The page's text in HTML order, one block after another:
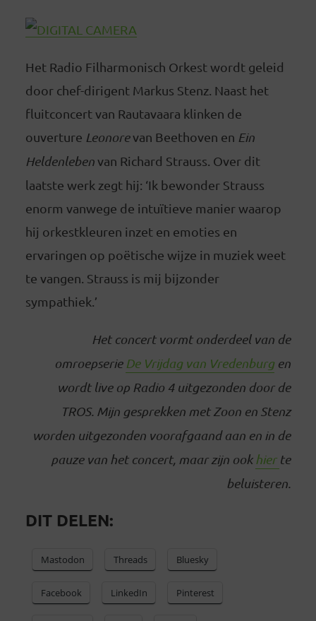
Het Radio Filharmonisch Orkest wordt geleid
door chef-dirigent Markus Stenz. Naast het
fluitconcert van Rautavaara klinken de
ouverture Leonorevan Beethoven en Ein
Heldenlebenvan Richard Strauss. Over dit
laatste werk zegt hij: ‘Ik bewonder Strauss
enorm vanwege de intuïtieve manier waarop
hij orkestkleuren inzet en emoties en
ervaringen op poëtische wijze in muziek weet
te vangen. Strauss is mij bijzonder
sympathiek.’
Het concert vormt onderdeel van de
omroepserie De Vrijdag van Vredenburgen
wordt live op Radio 4 uitgezonden door de
TROS. Mijn gesprekken met Zoon en Stenz
worden uitgezonden voorafgaand aan en in de
pauze van het concert, maar zijn ookhier te
beluisteren.
DIT DELEN:
Mastodon Threads Bluesky
Facebook LinkedIn Pinterest